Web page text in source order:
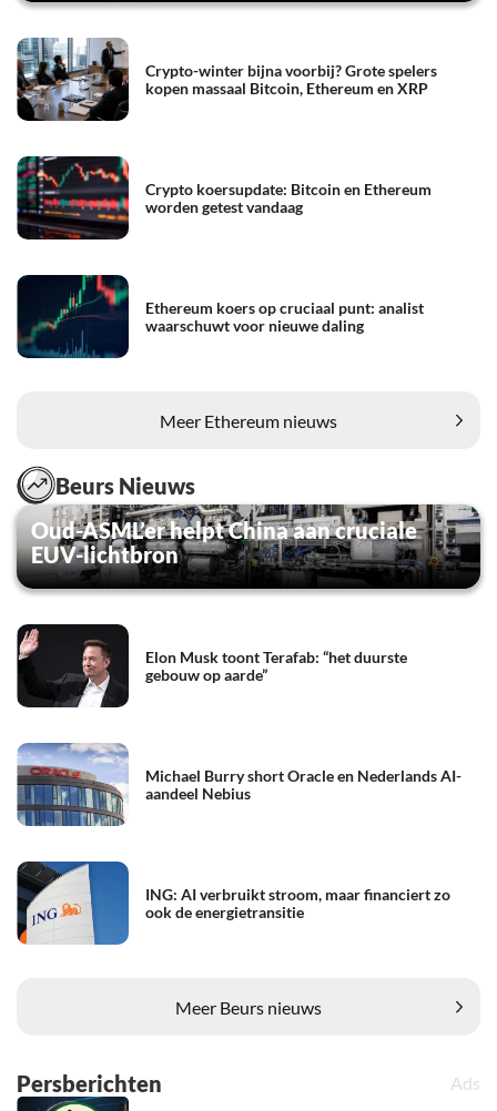
Crypto-winter bijna voorbij? Grote spelers
kopen massaal Bitcoin, Ethereum en XRP
Crypto koersupdate: Bitcoin en Ethereum
worden getest vandaag
Ethereum koers op cruciaal punt: analist
waarschuwt voor nieuwe daling
Meer Ethereum nieuws
Beurs Nieuws
Oud-ASML’er helpt China aan cruciale
EUV-lichtbron
Elon Musk toont Terafab: “het duurste
gebouw op aarde”
Michael Burry short Oracle en Nederlands AI-
aandeel Nebius
ING: AI verbruikt stroom, maar financiert zo
ook de energietransitie
Meer Beurs nieuws
Persberichten Ads